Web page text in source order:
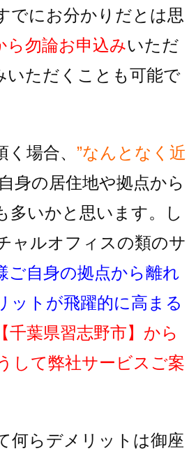
でにお分かりだとは思
ら勿論お申込みいただ
いただくことも可能で
場合、 ”なんとなく近
身の居住地や拠点から
多いかと思います。し
ャルオフィスの類のサ
ご自身の拠点から離れ
ットが飛躍的に高まる
【千葉県習志野市】 から
して弊社サービスご案
何らデメリットは御座